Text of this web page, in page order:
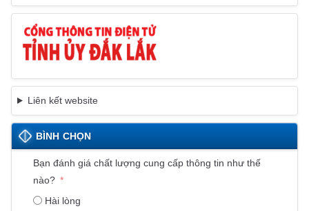
Liên kết website
BÌNH CHỌN
Bạn đánh giá chất lượng cung cấp thông tin như thế
nào?
Hài lòng